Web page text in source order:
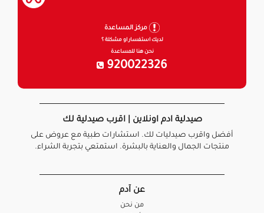
مركز المساعدة
لديك استفسار او مشكلة ؟
نحن هنا للمساعدة
920022326
صيدلية ادم اونلاين | اقرب صيدلية لك
أفضل واقرب صيدليات لك. استشارات طبية مع عروض على
منتجات الجمال والعناية بالبشرة. استمتعي بتجربة الشراء.
عن آدم
من نحن